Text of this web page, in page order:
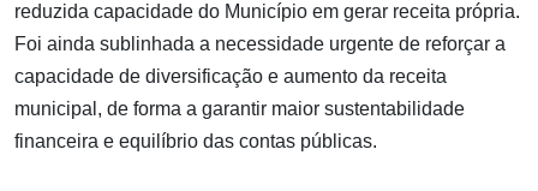
reduzida capacidade do Município em gerar receita própria.
Foi ainda sublinhada a necessidade urgente de reforçar a
capacidade de diversificação e aumento da receita
municipal, de forma a garantir maior sustentabilidade
financeira e equilíbrio das contas públicas.